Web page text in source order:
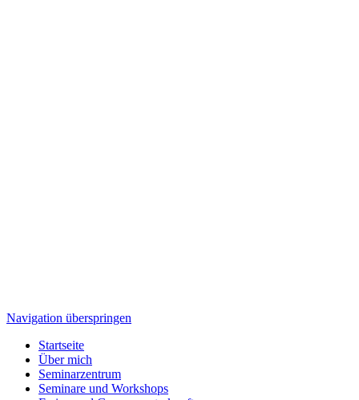
Navigation überspringen
Startseite
Über mich
Seminarzentrum
Seminare und Workshops